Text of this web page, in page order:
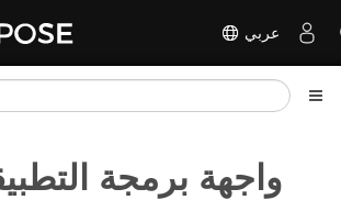
عربي
واجهة برمجة